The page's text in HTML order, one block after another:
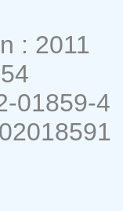
: 2011
01859-4